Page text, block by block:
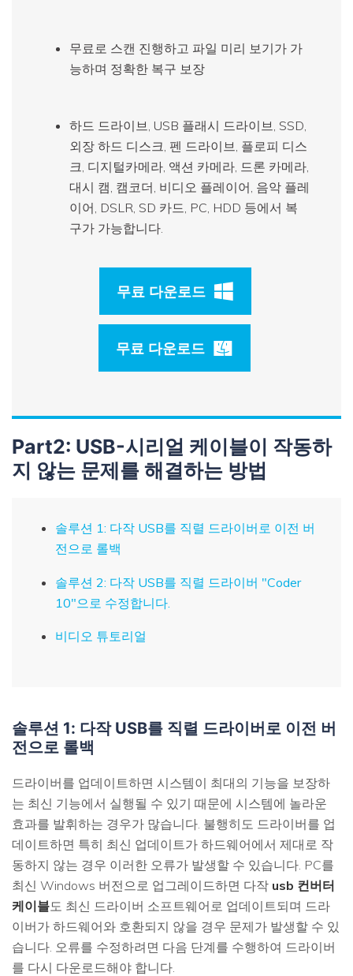
무료로 스캔 진행하고 파일 미리 보기가 가
능하며 정확한 복구 보장
하드 드라이브, USB 플래시 드라이브, SSD,
외장 하드 디스크, 펜 드라이브, 플로피 디스
크, 디지털카메라, 액션 카메라, 드론 카메라,
대시 캠, 캠코더, 비디오 플레이어, 음악 플레
이어, DSLR, SD 카드, PC, HDD 등에서 복
구가 가능합니다.
무료 다운로드
무료 다운로드
Part2: USB-시리얼 케이블이 작동하
지 않는 문제를 해결하는 방법
솔루션 1: 다작 USB를 직렬 드라이버로 이전 버
전으로 롤백
솔루션 2: 다작 USB를 직렬 드라이버 "Coder
10"으로 수정합니다.
비디오 튜토리얼
솔루션 1: 다작 USB를 직렬 드라이버로 이전 버
전으로 롤백
드라이버를 업데이트하면 시스템이 최대의 기능을 보장하
는 최신 기능에서 실행될 수 있기 때문에 시스템에 놀라운
효과를 발휘하는 경우가 많습니다. 불행히도 드라이버를 업
데이트하면 특히 최신 업데이트가 하드웨어에서 제대로 작
동하지 않는 경우 이러한 오류가 발생할 수 있습니다. PC를
최신 Windows 버전으로 업그레이드하면 다작 usb 컨버터
케이블도 최신 드라이버 소프트웨어로 업데이트되며 드라
이버가 하드웨어와 호환되지 않을 경우 문제가 발생할 수 있
습니다. 오류를 수정하려면 다음 단계를 수행하여 드라이버
를 다시 다운로드해야 합니다.